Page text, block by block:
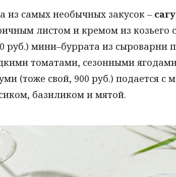
из самых необычных закусок –
листом и кремом из козьего
руб.) мини–буррата из сыроварни
томатами, сезонными
(тоже свой, 900 руб.) подается
базиликом и мятой.